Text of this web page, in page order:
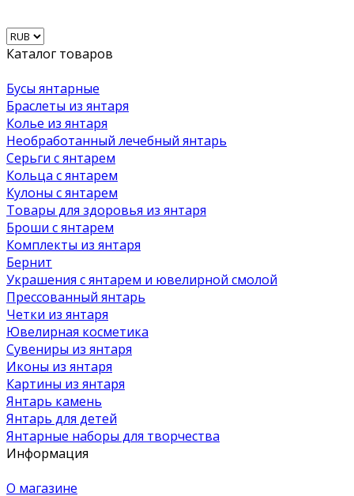
Каталог товаров
Бусы янтарные
Браслеты из янтаря
Колье из янтаря
Необработанный лечебный янтарь
Серьги с янтарем
Кольца с янтарем
Кулоны с янтарем
Товары для здоровья из янтаря
Броши с янтарем
Комплекты из янтаря
Бернит
Украшения с янтарем и ювелирной смолой
Прессованный янтарь
Четки из янтаря
Ювелирная косметика
Сувениры из янтаря
Иконы из янтаря
Картины из янтаря
Янтарь камень
Янтарь для детей
Янтарные наборы для творчества
Информация
О магазине